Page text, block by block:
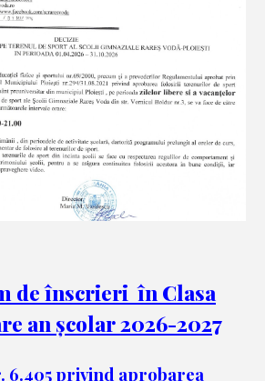
de înscrieri în Clasa
an școlar 2026-2027
6.405 privind aprobarea